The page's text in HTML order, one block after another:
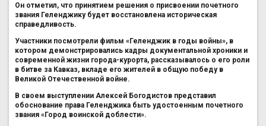
Он отметил, что принятием решения о присвоении почетного
звания Геленджику будет восстановлена историческая
справедливость.
Участники посмотрели фильм «Геленджик в годы войны», в
котором демонстрировались кадры документальной хроники и
современной жизни города-курорта, рассказывалось о его роли
в битве за Кавказ, вкладе его жителей в общую победу в
Великой Отечественной войне.
В своем выступлении Алексей Богодистов представил
обоснование права Геленджика быть удостоенным почетного
звания «Город воинской доблести».